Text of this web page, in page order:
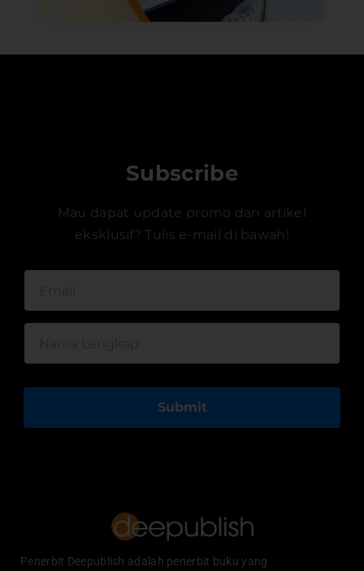
Subscribe
Mau dapat update promo dan artikel
eksklusif? Tulis e-mail di bawah!
Submit
Penerbit Deepublish adalah penerbit buku yang